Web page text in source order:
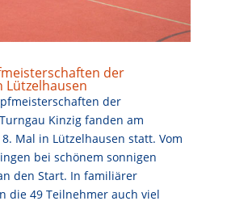
der
Lützelhausen
der
Kinzig fanden am
Mal in Lützelhausen statt. Vom
bei schönem sonnigen
den Start. In familiärer
die 49 Teilnehmer auch viel